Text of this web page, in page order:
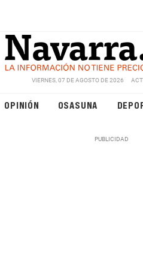
VIERNES, 07 DE AGOSTO DE 2026
OPINIÓN OSASUNA